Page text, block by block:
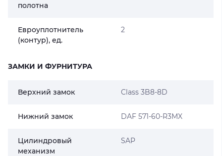
полотна
Евроуплотнитель
(контур), ед.
2
ЗАМКИ И ФУРНИТУРА
Верхний замок Class 3B8-8D
Нижний замок DAF 571-60-R3MX
Цилиндровый
механизм
SAP